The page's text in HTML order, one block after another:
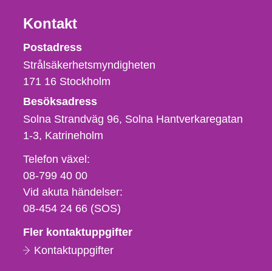
Kontakt
Strålsäkerhetsmyndigheten
Postadress
Strålsäkerhetsmyndigheten
171 16 Stockholm
Besöksadress
Solna Strandväg 96, Solna Hantverkaregatan
1-3 Katrineholm
Telefon,
fax
och
e-
Telefon växel:
08-799 40 00
Vid akuta händelser:
08-454 24 66 (SOS)
Fler kontaktuppgifter
Kontaktuppgifter